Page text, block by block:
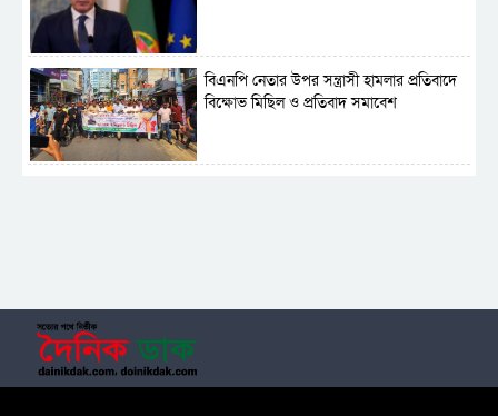
বিএনপি নেতার উপর সন্ত্রাসী হামলার প্রতিবাদে
বিক্ষোভ মিছিল ও প্রতিবাদ সমাবেশ